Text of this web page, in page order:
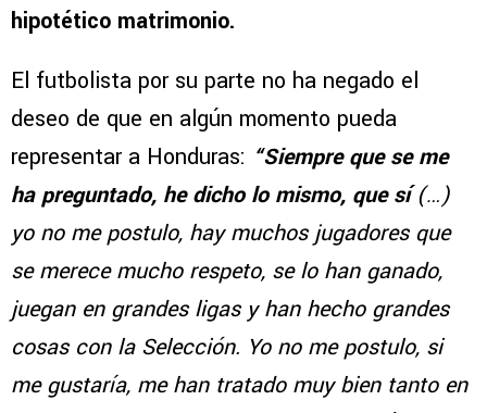
hipotético matrimonio.
El futbolista por su parte no ha negado el
deseo de que en algún momento pueda
representar a Honduras: “Siempre que se me
ha preguntado, he dicho lo mismo, que sí(…)
yo no me postulo, hay muchos jugadores que
se merece mucho respeto, se lo han ganado,
juegan en grandes ligas y han hecho grandes
cosas con la Selección. Yo no me postulo, si
me gustaría, me han tratado muy bien tanto en